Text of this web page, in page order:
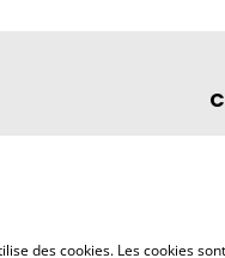
des cookies. Les cookies